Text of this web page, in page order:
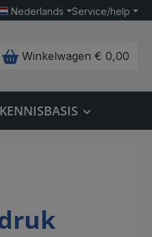
Nederlands Service/help
Winkelwagen € 0,00
KENNISBASIS